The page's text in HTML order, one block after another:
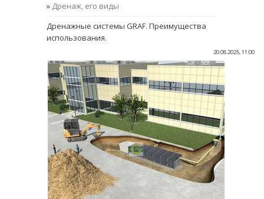
» Дренаж, его виды
Дренажные системы GRAF. Преимущества
использования.
20.08.2025, 11:00